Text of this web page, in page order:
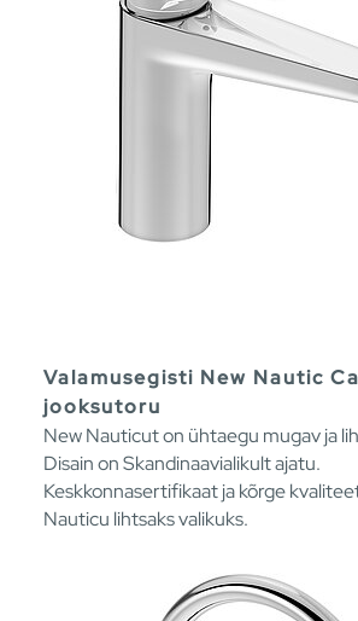
Valamusegisti New Nautic
jooksutoru
New Nauticut on ühtaegu mugav ja
Disain on Skandinaavialikult ajatu.
Keskkonnasertifikaat ja kõrge
Nauticu lihtsaks valikuks.